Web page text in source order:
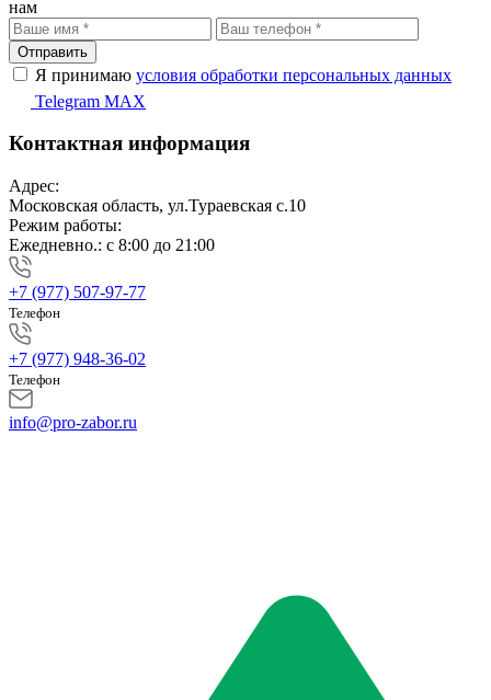
нам
Отправить
Я принимаю условия обработки персональных данных
Telegram MAX
Контактная информация
Адрес:
Московская область, ул.Тураевская с.10
Режим работы:
Ежедневно.: с 8:00 до 21:00
+7 (977) 507-97-77
Телефон
+7 (977) 948-36-02
Телефон
info@pro-zabor.ru